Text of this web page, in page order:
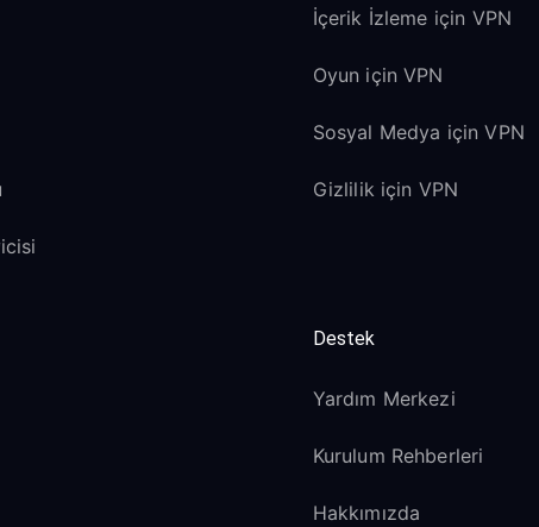
İçerik İzleme için VPN
Oyun için VPN
Sosyal Medya için VPN
Gizlilik için VPN
Destek
Yardım Merkezi
Kurulum Rehberleri
Hakkımızda